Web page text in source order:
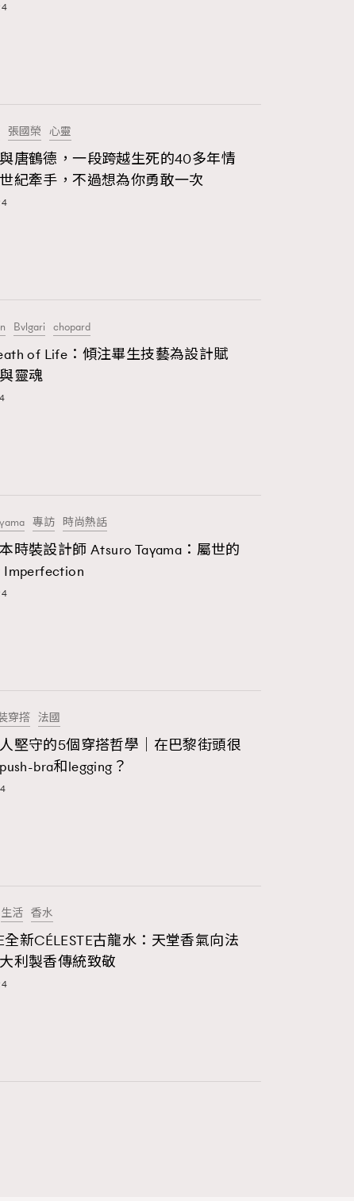
向ChanelN°5致敬
大時代小事情
時尚熱話 537
334
玩物壯志
張國榮 心靈
唐鶴德，一段跨越生死的40多年情
世紀牽手，不過想為你勇敢一次
Bvlgari chopard
of Life：傾注畢生技藝為設計賦
靈魂
專訪 時尚熱話
時裝設計師 Atsuro Tayama：屬世的
Imperfection
穿撘 法國
堅守的5個穿搭哲學｜在巴黎街頭很
bra和legging？
生活 香水
全新CÉLESTE古龍水：天堂香氣向法
利製香傳統致敬